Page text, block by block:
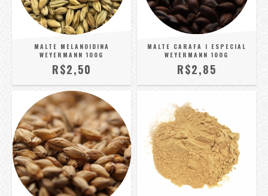
MALTE MELANOIDINA
WEYERMANN 100G
R$2,50
MALTE CARAFA I ESPECIAL
WEYERMANN 100G
R$2,85